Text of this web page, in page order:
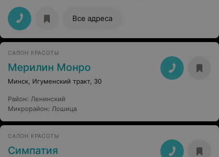
Все адреса
САЛОН КРАСОТЫ
Мерилин Монро
Минск, Игуменский тракт, 30
Район: Ленинский
Микрорайон: Лошица
САЛОН КРАСОТЫ
Симпатия